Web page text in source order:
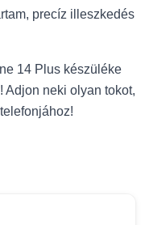
precíz illeszkedés
14 Plus készüléke
Adjon neki olyan tokot,